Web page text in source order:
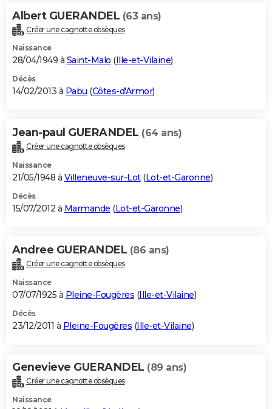
Albert GUERANDEL (63 ans)
Créer une cagnotte obsèques
Naissance
28/04/1949 à Saint-Malo (Ille-et-Vilaine)
Décès
14/02/2013 à Pabu (Côtes-d'Armor)
Jean-paul GUERANDEL (64 ans)
Créer une cagnotte obsèques
Naissance
21/05/1948 à Villeneuve-sur-Lot(Lot-et-Garonne)
Décès
15/07/2012 à Marmande (Lot-et-Garonne)
Andree GUERANDEL (86 ans)
Créer une cagnotte obsèques
Naissance
07/07/1925 à Pleine-Fougères (Ille-et-Vilaine)
Décès
23/12/2011 à Pleine-Fougères (Ille-et-Vilaine)
Genevieve GUERANDEL (89 ans)
Créer une cagnotte obsèques
Naissance